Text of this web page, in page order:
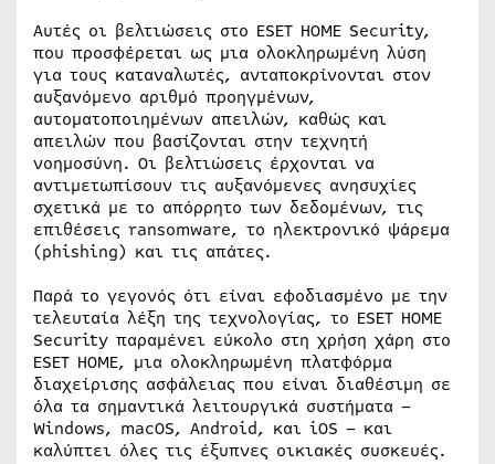
Αυτές οι βελτιώσεις στο ESET HOME Security,
που προσφέρεται ως μια ολοκληρωμένη λύση
για τους καταναλωτές, ανταποκρίνονται στον
αυξανόμενο αριθμό προηγμένων,
αυτοματοποιημένων απειλών, καθώς και
απειλών που βασίζονται στην τεχνητή
νοημοσύνη. Οι βελτιώσεις έρχονται να
αντιμετωπίσουν τις αυξανόμενες ανησυχίες
σχετικά με το απόρρητο των δεδομένων, τις
επιθέσεις ransomware, το ηλεκτρονικό ψάρεμα
(phishing) και τις απάτες.
Παρά το γεγονός ότι είναι εφοδιασμένο με την
τελευταία λέξη της τεχνολογίας, το ESET HOME
Security παραμένει εύκολο στη χρήση χάρη στο
ESET HOME, μια ολοκληρωμένη πλατφόρμα
διαχείρισης ασφάλειας που είναι διαθέσιμη σε
όλα τα σημαντικά λειτουργικά συστήματα –
Windows, macOS, Android, και iOS – και
καλύπτει όλες τις έξυπνες οικιακές συσκευές.